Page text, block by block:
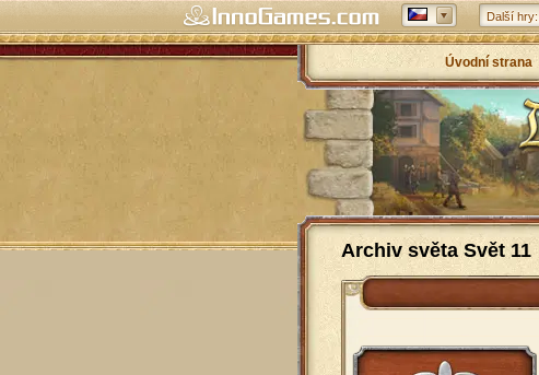
Další hry:
Úvodní strana
Archiv světa Svět 11